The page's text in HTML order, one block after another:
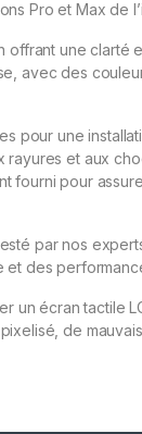
Pro et Max de
offrant une clarté
avec des
pour une
rayures et aux
fourni pour
par nos
des
un écran tactile
de